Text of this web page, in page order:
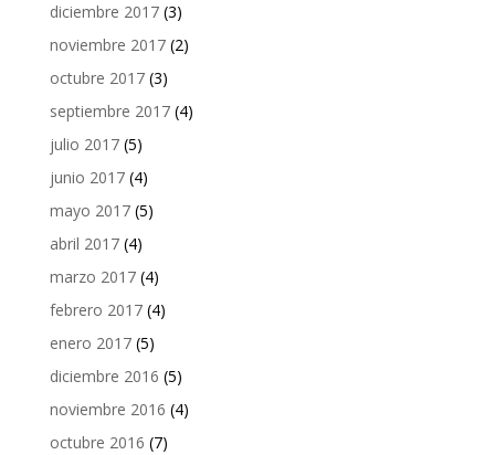
diciembre 2017(3)
noviembre 2017(2)
octubre 2017(3)
septiembre 2017(4)
julio 2017(5)
junio 2017(4)
mayo 2017(5)
abril 2017(4)
marzo 2017(4)
febrero 2017(4)
enero 2017(5)
diciembre 2016 (5)
noviembre 2016 (4)
octubre 2016 (7)